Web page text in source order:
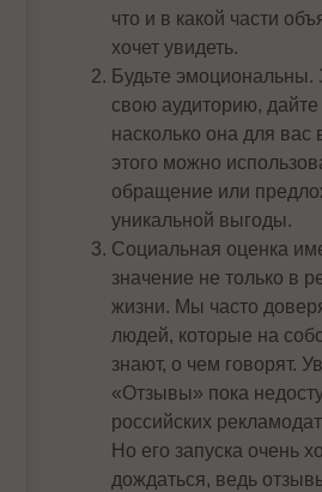
что и в какой части
хочет увидеть.
Будьте эмоциональны.
свою аудиторию, дайте
насколько она для вас
этого можно
обращение или
уникальной выгоды.
Социальная оценка
значение не только в
жизни. Мы часто
людей, которые на
знают, о чем говорят.
«Отзывы» пока
российских
Но его запуска очень
дождаться, ведь